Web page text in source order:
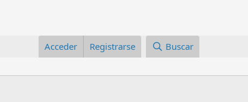
Acceder Registrarse Buscar